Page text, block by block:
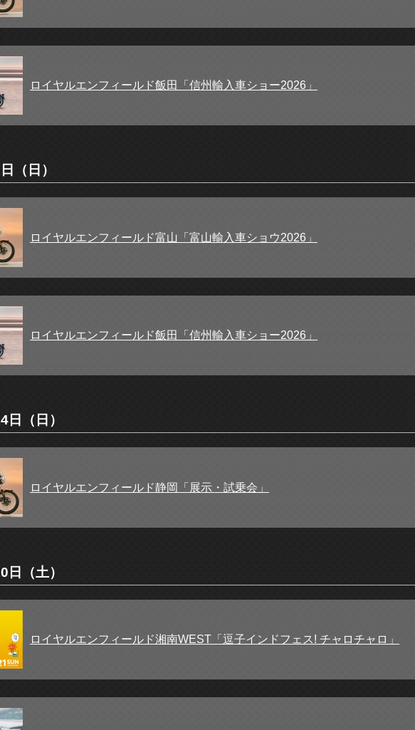
ロイヤルエンフィールド飯田「信州輸入車ショー2026」
（日）
ロイヤルエンフィールド富山「富山輸入車ショウ2026」
ロイヤルエンフィールド飯田「信州輸入車ショー2026」
（日）
ロイヤルエンフィールド静岡「展示・試乗会」
（土）
ロイヤルエンフィールド湘南WEST「逗子インドフェス! チャロチャロ」